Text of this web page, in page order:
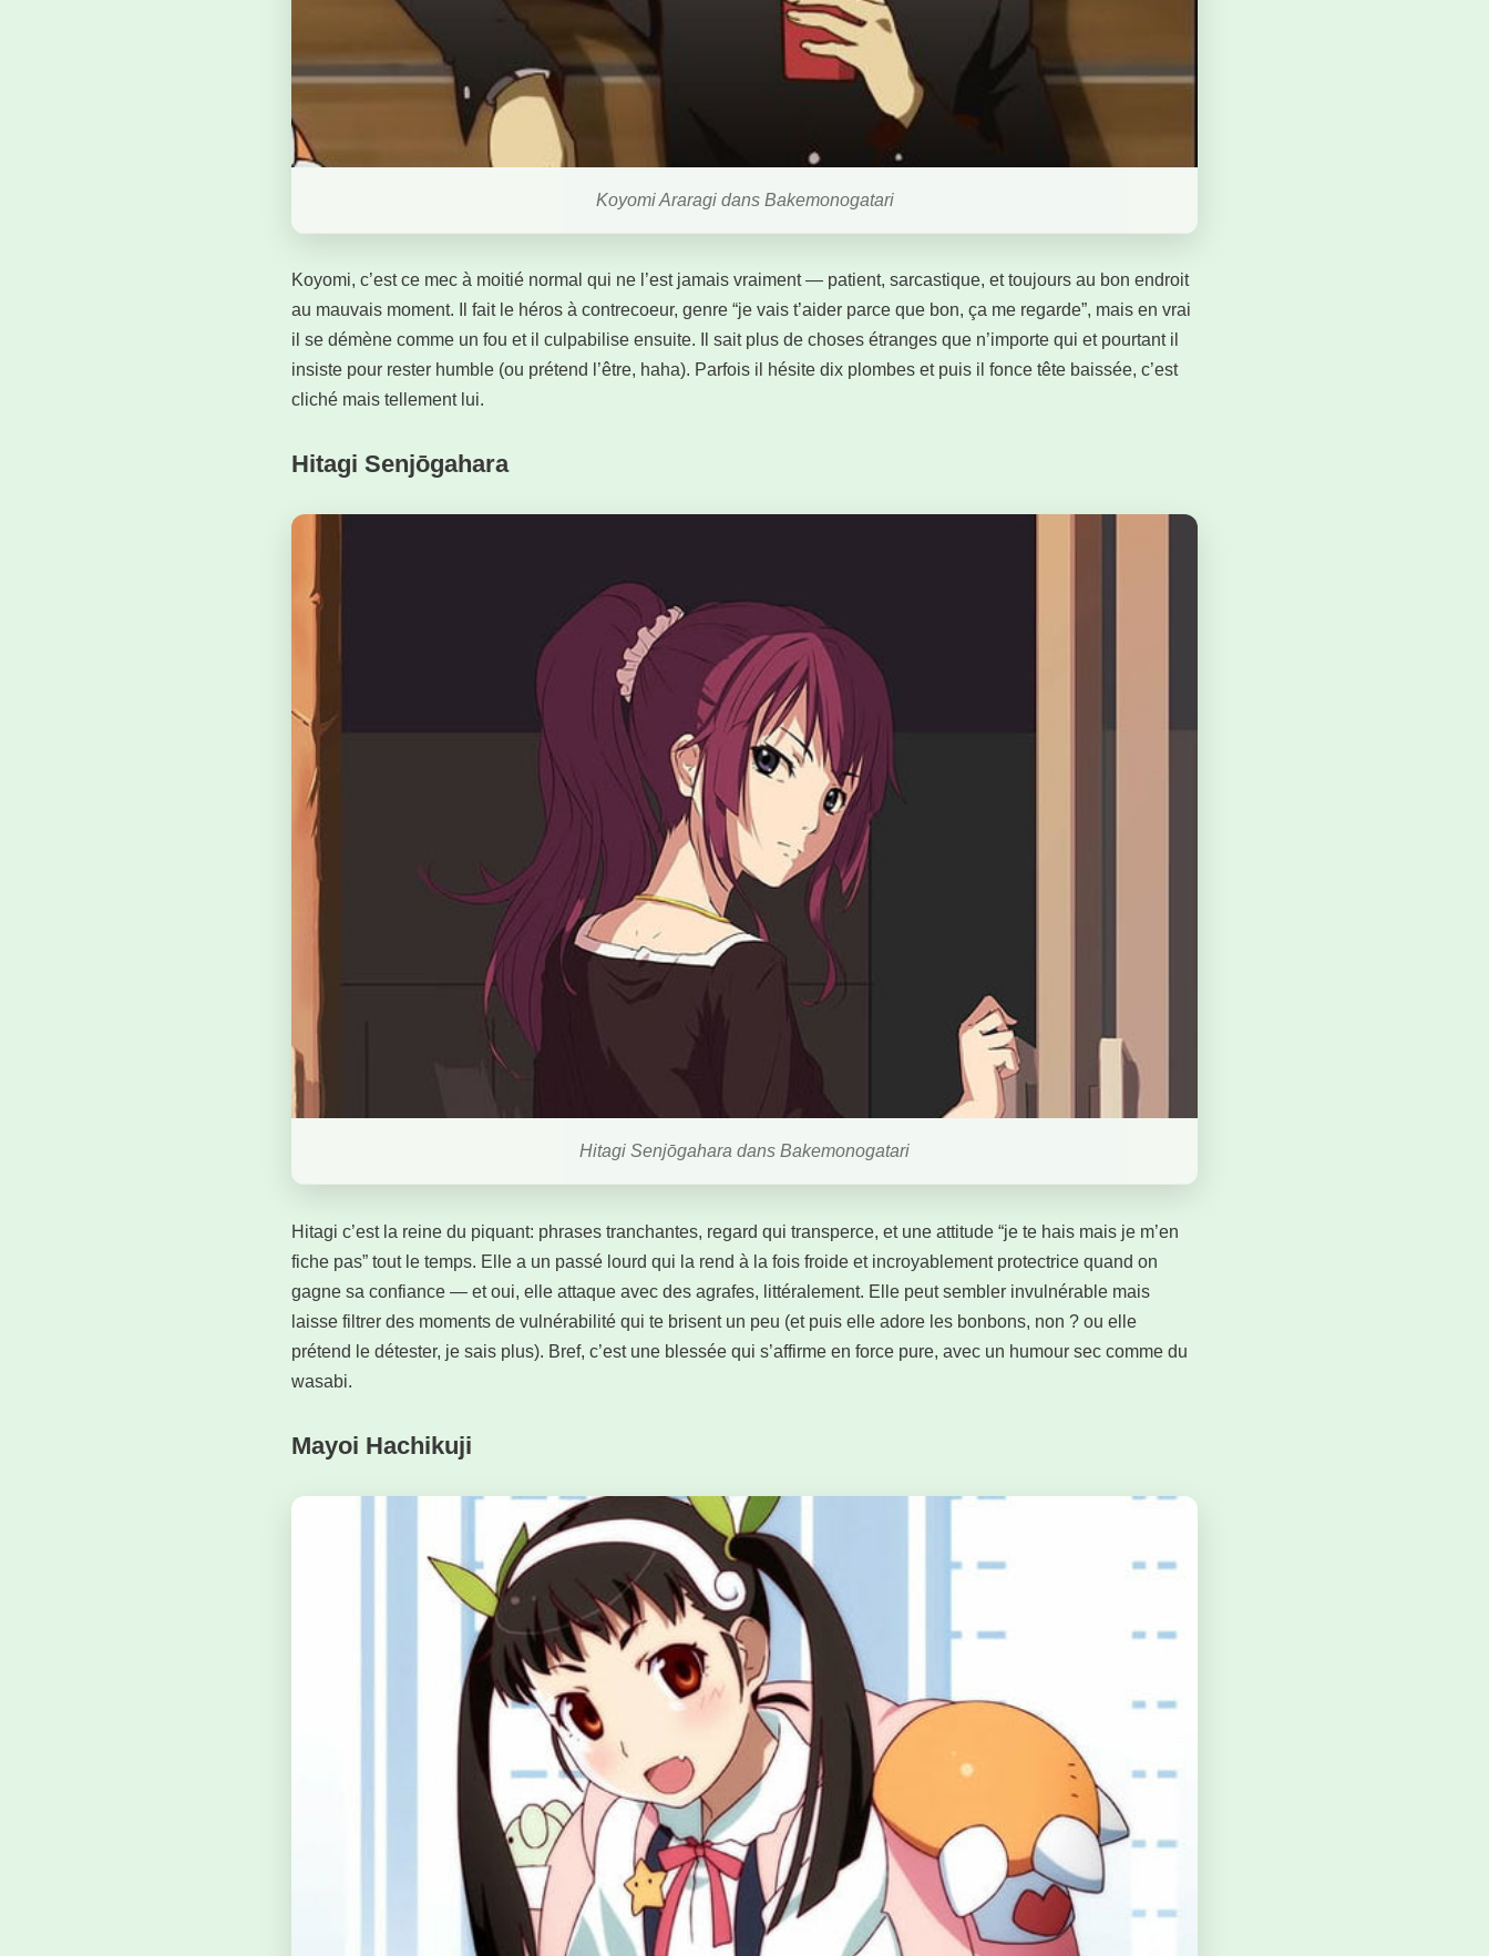
Koyomi Araragi dans Bakemonogatari
Koyomi, c’est ce mec à moitié normal qui ne l’est jamais vraiment — patient, sarcastique, et toujours au bon endroit
au mauvais moment. Il fait le héros à contrecoeur, genre “je vais t’aider parce que bon, ça me regarde”, mais en vrai
il se démène comme un fou et il culpabilise ensuite. Il sait plus de choses étranges que n’importe qui et pourtant il
insiste pour rester humble (ou prétend l’être, haha). Parfois il hésite dix plombes et puis il fonce tête baissée, c’est
cliché mais tellement lui.
Hitagi Senjōgahara
Hitagi Senjōgahara dans Bakemonogatari
Hitagi c’est la reine du piquant: phrases tranchantes, regard qui transperce, et une attitude “je te hais mais je m’en
fiche pas” tout le temps. Elle a un passé lourd qui la rend à la fois froide et incroyablement protectrice quand on
gagne sa confiance — et oui, elle attaque avec des agrafes, littéralement. Elle peut sembler invulnérable mais
laisse filtrer des moments de vulnérabilité qui te brisent un peu (et puis elle adore les bonbons, non ? ou elle
prétend le détester, je sais plus). Bref, c’est une blessée qui s’affirme en force pure, avec un humour sec comme du
wasabi.
Mayoi Hachikuji